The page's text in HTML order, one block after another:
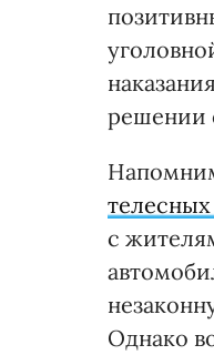
решении
с
Однако